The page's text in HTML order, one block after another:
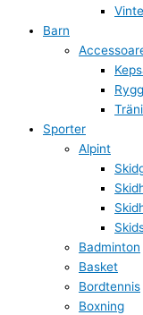
Barn
Sporter
Alpint
Badminton
Basket
Bordtennis
Boxning